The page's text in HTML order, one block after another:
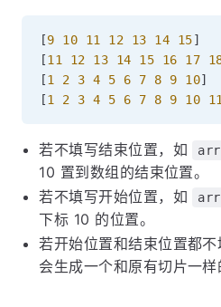
[9 10 11 12 13 14 15]
[11 12 13 14 15 16 17
[1 2 3 4 5 6 7 8 9 10]
[1 2 3 4 5 6 7 8 9 10 11
若不填写结束位置，如
10 置到数组的结束位置。
若不填写开始位置，如
下标 10 的位置。
若开始位置和结束位置都不
会生成一个和原有切片一样